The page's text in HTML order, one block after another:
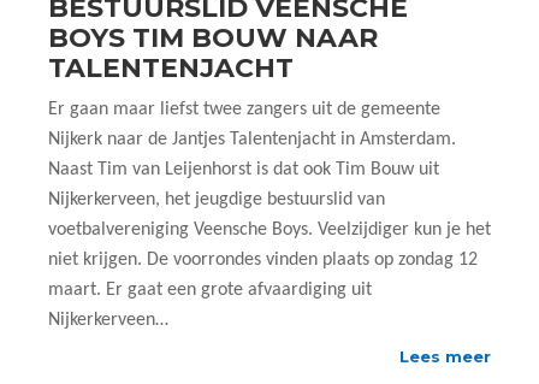
BESTUURSLID VEENSCHE
BOYS TIM BOUW NAAR
TALENTENJACHT
Er gaan maar liefst twee zangers uit de gemeente
Nijkerk naar de Jantjes Talentenjacht in Amsterdam.
Naast Tim van Leijenhorst is dat ook Tim Bouw uit
Nijkerkerveen, het jeugdige bestuurslid van
voetbalvereniging Veensche Boys. Veelzijdiger kun je het
niet krijgen. De voorrondes vinden plaats op zondag 12
maart. Er gaat een grote afvaardiging uit
Nijkerkerveen…
Lees meer